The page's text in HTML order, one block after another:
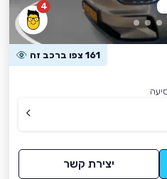
4
161 צפו ברכב זה
יצירת קשר